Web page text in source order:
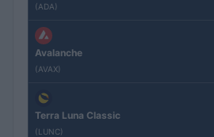
(ADA)
Avalanche
(AVAX)
Terra Luna Classic
(LUNC)